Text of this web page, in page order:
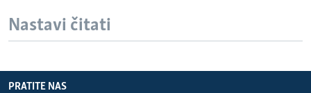
Nastavi čitati
PRATITE NAS